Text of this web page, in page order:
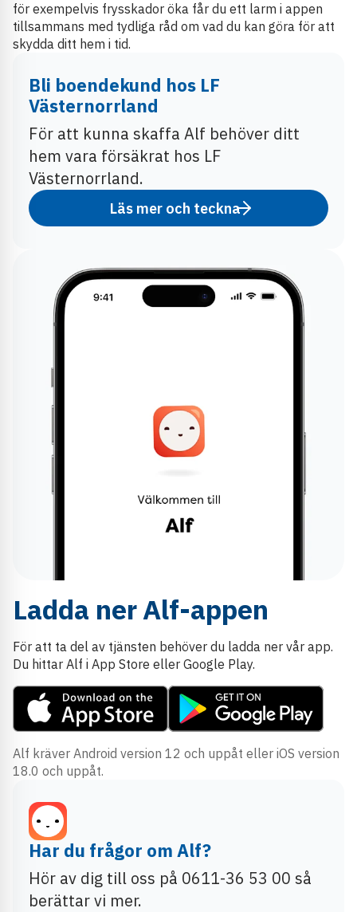
för exempelvis frysskador öka får du ett larm i appen
tillsammans med tydliga råd om vad du kan göra för att
skydda ditt hem i tid.
Bli boendekund hos LF
Västernorrland
För att kunna skaffa Alf behöver ditt
hem vara försäkrat hos LF
Västernorrland.
Läs mer och teckna
Ladda ner Alf-appen
För att ta del av tjänsten behöver du ladda ner vår app.
Du hittar Alf i App Store eller Google Play.
Alf kräver Android version 12 och uppåt eller iOS version
18.0 och uppåt.
Har du frågor om Alf?
Hör av dig till oss på 0611-36 53 00 så
berättar vi mer.